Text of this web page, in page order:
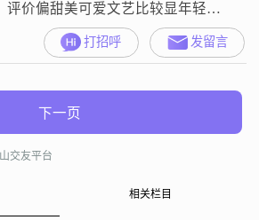
评价偏甜美可爱文艺比较显年轻可
静可动喜欢看书，去图书馆，做手
工爬山聚餐旅游，喜欢花草书香气
息文艺文创市集，对传统文化古代
一半文艺一半大大咧咧向往田园生
遇到朴素真切的灵魂，一起做饭研
打招呼 发留言
下一页
交友平台
相关栏目